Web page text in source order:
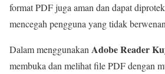
format PDF juga aman dan dapat
mencegah pengguna yang tidak
Dalam menggunakan Adobe Reader
membuka dan melihat file PDF dengan